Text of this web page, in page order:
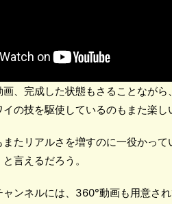
画、完成した状態もさることなが
の技を駆使しているのもまた楽し
たリアルさを増すのに一役かっ
言えるだろう。
ンネルには、360°動画も用意され